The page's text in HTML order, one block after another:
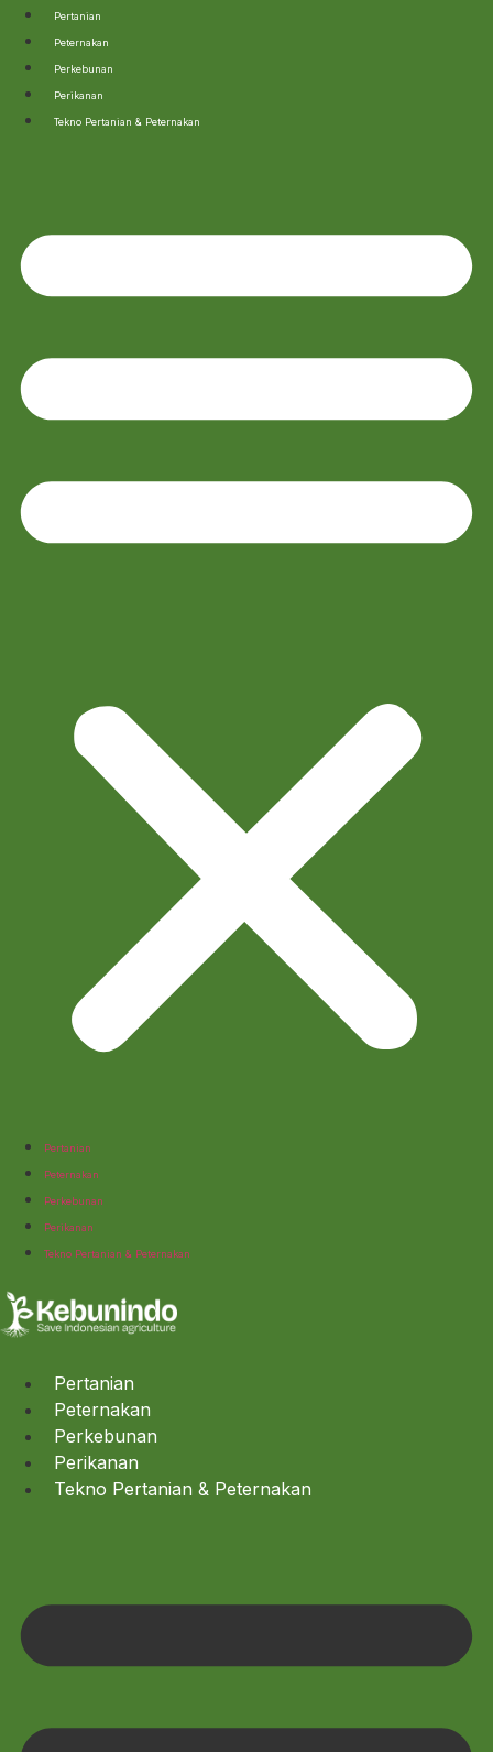
Lewati
konten
Pertanian
Peternakan
Perkebunan
Perikanan
Tekno Pertanian & Peternakan
Pertanian
Peternakan
Perkebunan
Perikanan
Tekno Pertanian & Peternakan
Pertanian
Peternakan
Perkebunan
Perikanan
Tekno Pertanian & Peternakan